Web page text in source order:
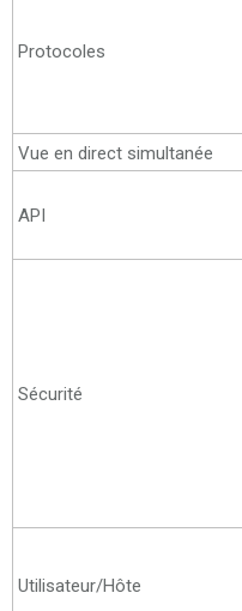
Protocoles
Vue en direct simultanée
API
Sécurité
Utilisateur/Hôte